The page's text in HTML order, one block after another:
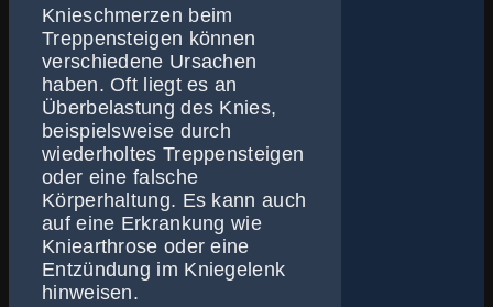
Knieschmerzen beim
Treppensteigen können
verschiedene Ursachen
haben. Oft liegt es an
Überbelastung des Knies,
beispielsweise durch
wiederholtes Treppensteigen
oder eine falsche
Körperhaltung. Es kann auch
auf eine Erkrankung wie
Kniearthrose oder eine
Entzündung im Kniegelenk
hinweisen.